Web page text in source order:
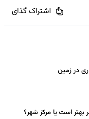
اشتراک گذای
در زمین
است یا مرکز شهر؟